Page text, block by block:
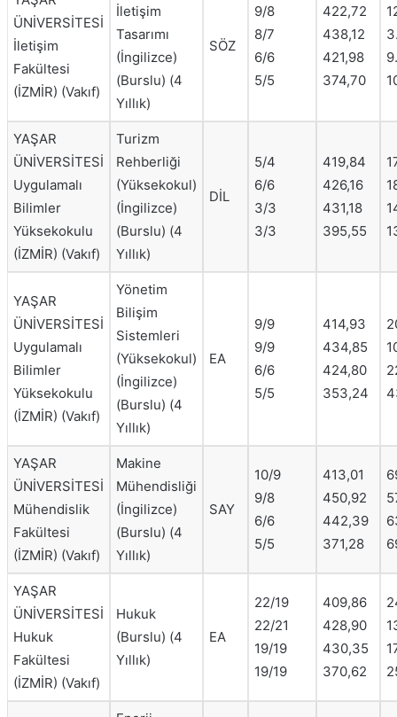
ÜNİVERSİTESİ
İletişim
Fakültesi
(İZMİR) (Vakıf)
İletişim
Tasarımı
(İngilizce)
(Burslu) (4
Yıllık)
SÖZ
9/8
8/7
6/6
5/5
422,72
438,12
421,98
374,70
YAŞAR
ÜNİVERSİTESİ
Uygulamalı
Bilimler
Yüksekokulu
(İZMİR) (Vakıf)
Turizm
Rehberliği
(Yüksekokul)
(İngilizce)
(Burslu) (4
Yıllık)
DİL
5/4
6/6
3/3
3/3
419,84
426,16
431,18
395,55
YAŞAR
ÜNİVERSİTESİ
Uygulamalı
Bilimler
Yüksekokulu
(İZMİR) (Vakıf)
Yönetim
Bilişim
Sistemleri
(Yüksekokul)
(İngilizce)
(Burslu) (4
Yıllık)
EA
9/9
9/9
6/6
5/5
414,93
434,85
424,80
353,24
YAŞAR
ÜNİVERSİTESİ
Mühendislik
Fakültesi
(İZMİR) (Vakıf)
Makine
Mühendisliği
(İngilizce)
(Burslu) (4
Yıllık)
SAY
10/9
9/8
6/6
5/5
413,01
450,92
442,39
371,28
YAŞAR
ÜNİVERSİTESİ
Hukuk
Fakültesi
(İZMİR) (Vakıf)
Hukuk
(Burslu) (4
Yıllık)
EA
22/19
22/21
19/19
19/19
409,86
428,90
430,35
370,62